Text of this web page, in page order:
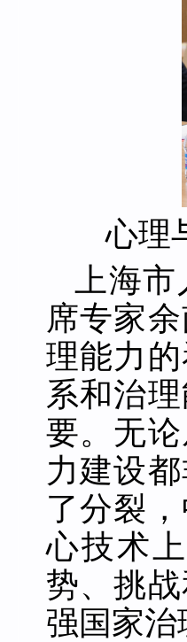
心理
上海
席专家
理能力
系和治
要。无
力建设
了分裂
心技术
势、挑
强国家治